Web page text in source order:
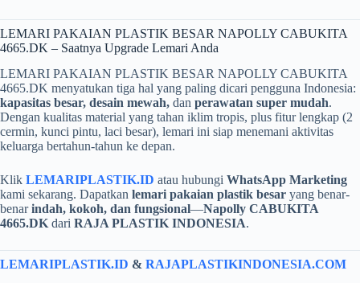
LEMARI PAKAIAN PLASTIK BESAR NAPOLLY CABUKITA
4665.DK – Saatnya Upgrade Lemari Anda
LEMARI PAKAIAN PLASTIK BESAR NAPOLLY CABUKITA
4665.DK menyatukan tiga hal yang paling dicari pengguna Indonesia:
kapasitas besar, desain mewah, dan perawatan super mudah.
Dengan kualitas material yang tahan iklim tropis, plus fitur lengkap (2
cermin, kunci pintu, laci besar), lemari ini siap menemani aktivitas
keluarga bertahun-tahun ke depan.
Klik LEMARIPLASTIK.ID atau hubungi WhatsApp Marketing
kami sekarang. Dapatkan lemari pakaian plastik besar yang benar-
benarindah, kokoh, dan fungsional—Napolly CABUKITA
4665.DK dari RAJA PLASTIK INDONESIA.
LEMARIPLASTIK.ID & RAJAPLASTIKINDONESIA.COM